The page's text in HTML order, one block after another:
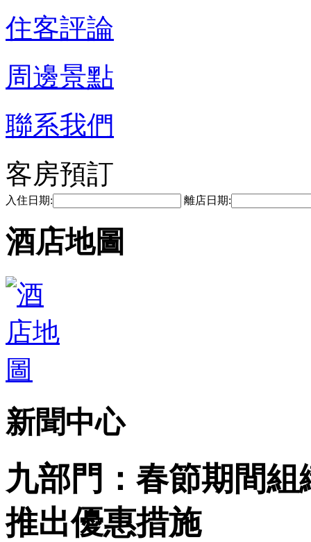
住客評論
周邊景點
聯系我們
客房預訂
入住日期: 離店日期:
酒店地圖
新聞中心
九部門：春節期間
推出優惠措施